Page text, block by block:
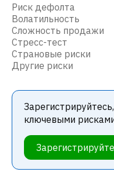
Риск дефолта
Волатильность
Сложность продажи
Стресс-тест
Страновые риски
Другие риски
ключевыми